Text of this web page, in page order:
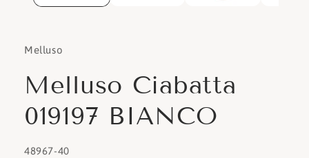
Melluso
Melluso Ciabatta
019197 BIANCO
SKU:
48967-40